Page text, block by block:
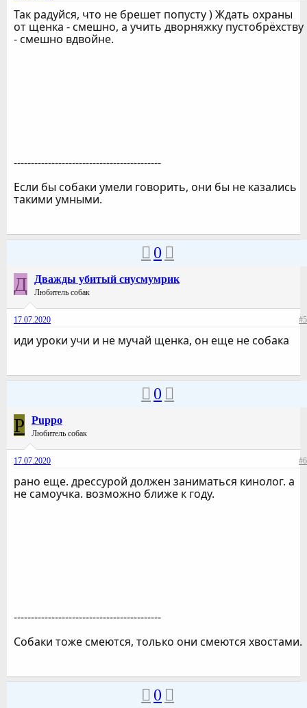
Так радуйся, что не брешет попусту ) Ждать охраны
от щенка - смешно, а учить дворняжку пустобрёхству
- смешно вдвойне.
-------------------------------------------
Если бы собаки умели говорить, они бы не казались
такими умными.
0
Д Дважды убитый снусмумрик
Любитель собак
17.07.2020 #5
иди уроки учи и не мучай щенка, он еще не собака
0
P Puppo
Любитель собак
17.07.2020 #6
рано еще. дрессурой должен заниматься кинолог. а
не самоучка. возможно ближе к году.
-------------------------------------------
Собаки тоже смеются, только они смеются хвостами.
0